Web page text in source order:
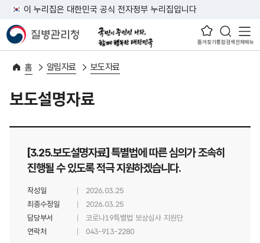
이 누리집은 대한민국 공식 전자정부 누리집입니다
즐겨찾기통합검색전체메뉴
홈 알림자료 보도자료
보도설명자료
[3.25.보도설명자료] 특별법에 따른 심의가 조속히
진행될 수 있도록 적극 지원하겠습니다.
작성일
2026.03.25
최종수정일
2026.03.25
담당부서
코로나19특별법 보상심사 지원단
연락처
043-913-2280